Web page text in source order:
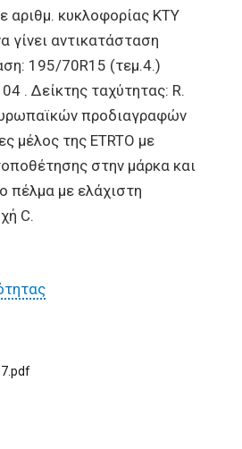
αριθμ. κυκλοφορίας ΚΤΥ
γίνει αντικατάσταση
195/70R15 (τεμ.4.)
. Δείκτης ταχύτητας: R.
προδιαγραφών
μέλος της ETRTO με
στην μάρκα και
πέλμα με ελάχιστη
C.